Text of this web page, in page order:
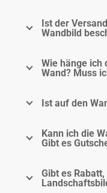
Ist der
Wandbild
Wie hänge ich
Wand? Muss
Ist auf den
Kann ich die
Gibt es
Gibt es